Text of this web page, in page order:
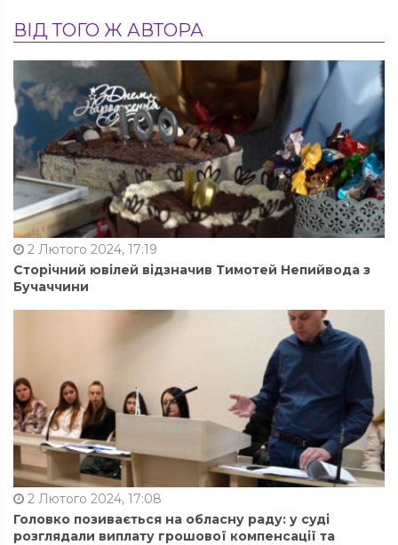
ВІД ТОГО Ж АВТОРА
2 Лютого 2024, 17:19
Сторічний ювілей відзначив Тимотей Непийвода з
Бучаччини
2 Лютого 2024, 17:08
Головко позивається на обласну раду: у суді
розглядали виплату грошової компенсації та